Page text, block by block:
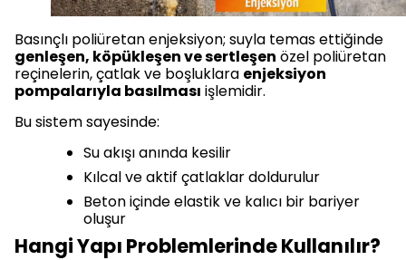
Basınçlı poliüretan enjeksiyon; suyla temas ettiğinde
genleşen, köpükleşen ve sertleşen özel poliüretan
reçinelerin, çatlak ve boşluklara enjeksiyon
pompalarıyla basılması işlemidir.
Bu sistem sayesinde:
Su akışı anında kesilir
Kılcal ve aktif çatlaklar doldurulur
Beton içinde elastik ve kalıcı bir bariyer
oluşur
Hangi Yapı Problemlerinde Kullanılır?